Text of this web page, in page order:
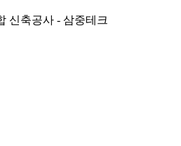
신축공사 - 삼중테크